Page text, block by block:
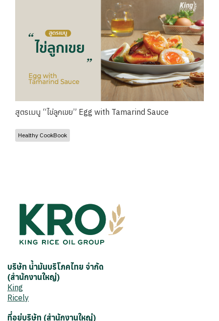
สูตรเมนู “ไข่ลูกเขย” Egg with Tamarind Sauce
Healthy CookBook
บริษัท น้ำมันบริโภคไทย จำกัด
(สำนักงานใหญ่)
King
Ricely
ที่อยู่บริษัท (สำนักงานใหญ่)